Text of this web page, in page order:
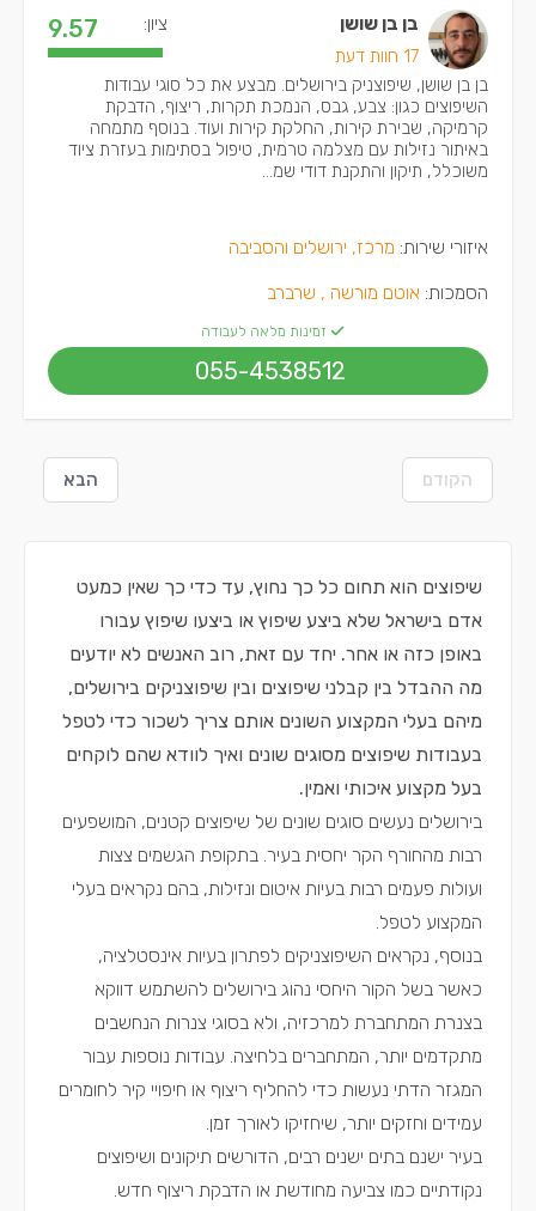
בן בן שושן
17 חוות דעת
ציון: 9.57
בן בן שושן, שיפוצניק בירושלים. מבצע את כל סוגי עבודות
השיפוצים כגון: צבע, גבס, הנמכת תקרות, ריצוף, הדבקת
קרמיקה, שבירת קירות, החלקת קירות ועוד. בנוסף מתמחה
באיתור נזילות עם מצלמה טרמית, טיפול בסתימות בעזרת ציוד
משוכלל, תיקון והתקנת דודי שמ...
איזורי שירות: מרכז, ירושלים והסביבה
הסמכות: אוטם מורשה , שרברב
זמינות מלאה לעבודה
055-4538512
הקודם הבא
שיפוצים הוא תחום כל כך נחוץ, עד כדי כך שאין כמעט
אדם בישראל שלא ביצע שיפוץ או ביצעו שיפוץ עבורו
באופן כזה או אחר. יחד עם זאת, רוב האנשים לא יודעים
מה ההבדל בין קבלני שיפוצים ובין שיפוצניקים בירושלים,
מיהם בעלי המקצוע השונים אותם צריך לשכור כדי לטפל
בעבודות שיפוצים מסוגים שונים ואיך לוודא שהם לוקחים
בעל מקצוע איכותי ואמין.
בירושלים נעשים סוגים שונים של שיפוצים קטנים, המושפעים
רבות מהחורף הקר יחסית בעיר. בתקופת הגשמים צצות
ועולות פעמים רבות בעיות איטום ונזילות, בהם נקראים בעלי
המקצוע לטפל.
בנוסף, נקראים השיפוצניקים לפתרון בעיות אינסטלציה,
כאשר בשל הקור היחסי נהוג בירושלים להשתמש דווקא
בצנרת המתחברת למרכזיה, ולא בסוגי צנרות הנחשבים
מתקדמים יותר, המתחברים בלחיצה. עבודות נוספות עבור
המגזר הדתי נעשות כדי להחליף ריצוף או חיפויי קיר לחומרים
עמידים וחזקים יותר, שיחזיקו לאורך זמן.
בעיר ישנם בתים ישנים רבים, הדורשים תיקונים ושיפוצים
נקודתיים כמו צביעה מחודשת או הדבקת ריצוף חדש.